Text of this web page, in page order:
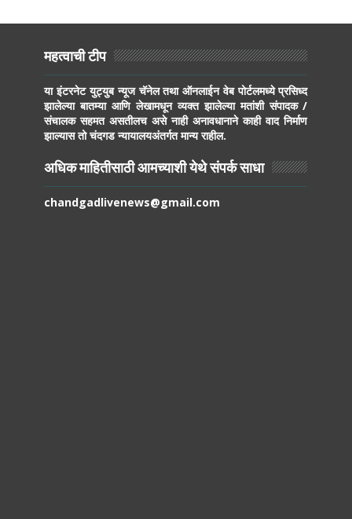
महत्वाची टीप
या इंटरनेट युट्युब न्यूज चॅनेल तथा ऑनलाईन वेब पोर्टलमध्ये प्रसिध्द
झालेल्या बातम्या आणि लेखामधून व्यक्त झालेल्या मतांशी संपादक /
संचालक सहमत असतीलच असे नाही अनावधानाने काही वाद निर्माण
झाल्यास तो चंदगड न्यायालयअंतर्गत मान्य राहील.
अधिक माहितीसाठी आमच्याशी येथे संपर्क साधा
chandgadlivenews@gmail.com